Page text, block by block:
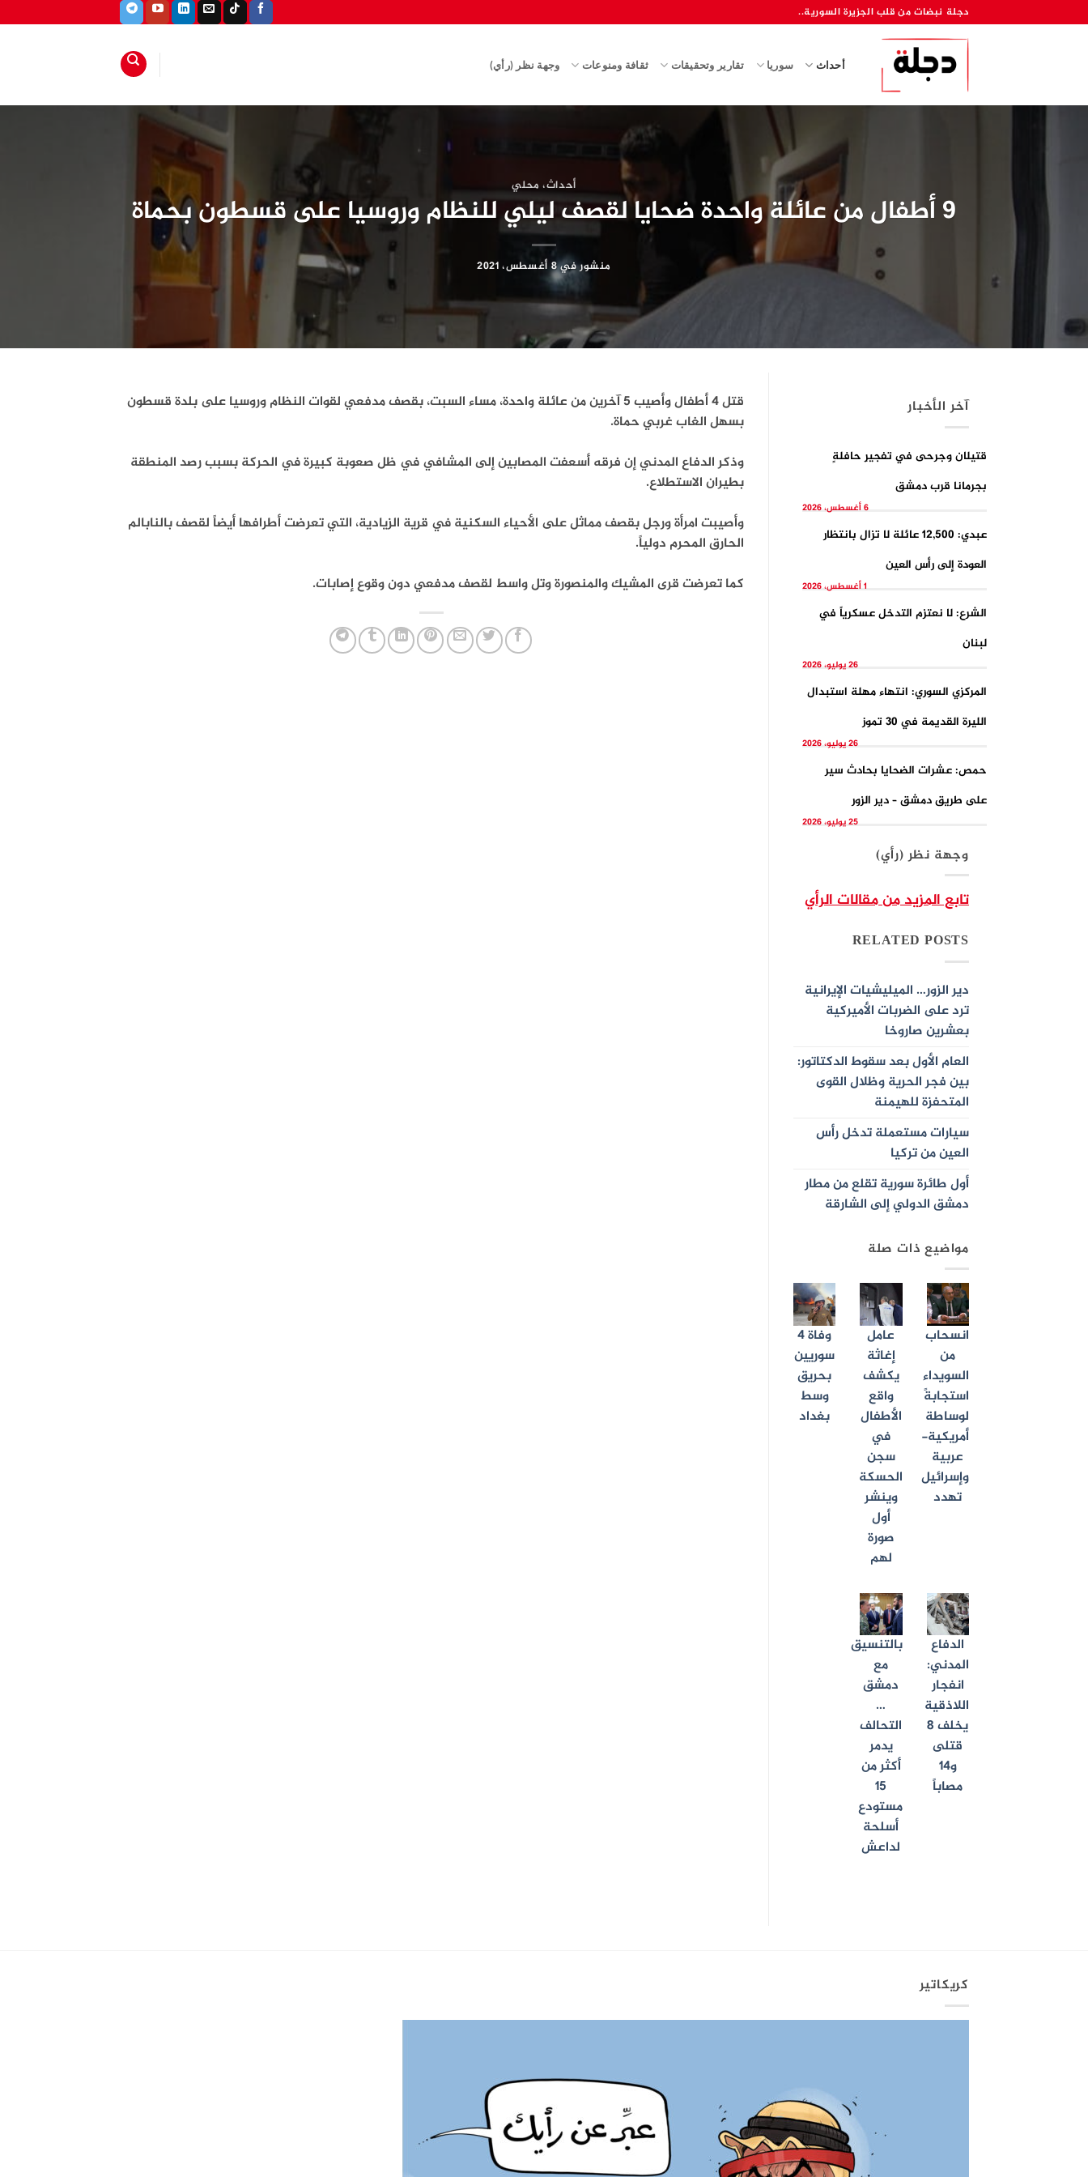
للمحتوى
دجلة نبضات من قلب الجزيرة السورية..
أحداث سوريا تقارير وتحقيقات ثقافة ومنوعات وجهة نظر (رأي)
أحداث،محلي
9 أطفال من عائلة واحدة ضحايا لقصف ليلي للنظام وروسيا على قسطون بحماة
منشور في8 أغسطس، 2021
آخر الأخبار
قتيلان وجرحى في تفجيرِ حافلةٍ
بجرمانا قرب دمشق
6 أغسطس، 2026
عبدي: 12,500 عائلة لا تزال بانتظار
العودة إلى رأس العين
1 أغسطس، 2026
الشرع: لا نعتزم التدخل عسكرياً في
لبنان
26 يوليو، 2026
المركزي السوري: انتهاء مهلة استبدال
الليرة القديمة في 30 تموز
26 يوليو، 2026
حمص: عشرات الضحايا بحادث سير
على طريق دمشق – دير الزور
25 يوليو، 2026
وجهة نظر (رأي)
تابع المزيد من مقالات الرأي
RELATED POSTS
دير الزور… الميليشيات الإيرانية
ترد على الضربات الأميركية
بعشرين صاروخا
العام الأول بعد سقوط الدكتاتور:
بين فجر الحرية وظلال القوى
المتحفزة للهيمنة
سيارات مستعملة تدخل رأس
العين من تركيا
أول طائرة سورية تقلع من مطار
دمشق الدولي إلى الشارقة
مواضيع ذات صلة
انسحاب
من
السويداء
استجابةً
لوساطة
أمريكية-
عربية
وإسرائيل
تهدد
عامل
إغاثة
يكشف
واقع
الأطفال
في
سجن
الحسكة
وينشر
أول
صورة
لهم
وفاة 4
سوريين
بحريق
وسط
بغداد
الدفاع
المدني:
انفجار
اللاذقية
يخلف 8
قتلى
و14
مصاباً
بالتنسيق
مع
دمشق
…
التحالف
يدمر
أكثر من
15
مستودع
أسلحة
لداعش
قتل 4 أطفال وأصيب 5 آخرين من عائلة واحدة، مساء السبت، بقصف مدفعي لقوات النظام وروسيا على بلدة قسطون
بسهل الغاب غربي حماة.
وذكر الدفاع المدني إن فرقه أسعفت المصابين إلى المشافي في ظل صعوبة كبيرة في الحركة بسبب رصد المنطقة
بطيران الاستطلاع.
وأصيبت امرأة ورجل بقصف مماثل على الأحياء السكنية في قرية الزيادية، التي تعرضت أطرافها أيضاً لقصف بالنابالم
الحارق المحرم دولياً.
كما تعرضت قرى المشيك والمنصورة وتل واسط لقصف مدفعي دون وقوع إصابات.
كريكاتير